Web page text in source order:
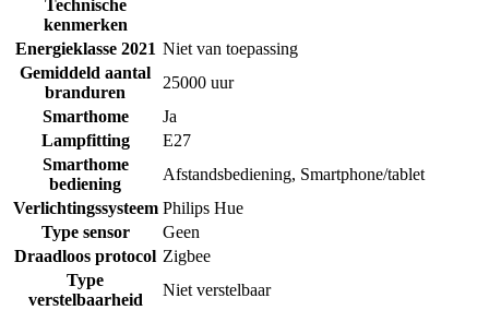
Technische
kenmerken
Energieklasse 2021 Niet van toepassing
Gemiddeld aantal
branduren
25000 uur
Smarthome
Ja
Lampfitting
E27
Smarthome
bediening
Afstandsbediening, Smartphone/tablet
Verlichtingssysteem Philips Hue
Type sensor
Geen
Draadloos protocol Zigbee
Type
verstelbaarheid
Niet verstelbaar